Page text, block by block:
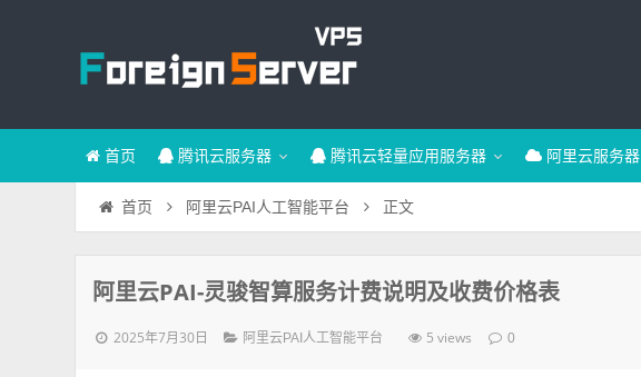
首页 腾讯云服务器 腾讯云轻量应用服务器 阿里云服务器
首页 阿里云PAI人工智能平台 正文
阿里云PAI-灵骏智算服务计费说明及收费价格表
2025年7月30日 阿里云PAI人工智能平台 5 views 0